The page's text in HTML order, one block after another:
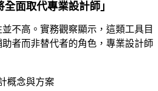
全面取代專業設計師」
不高。實務觀察顯示，這類工具目
者而非替代者的角色，專業設計師
概念與方案